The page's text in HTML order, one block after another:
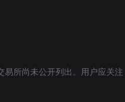
所尚未公开列出。用户应关注